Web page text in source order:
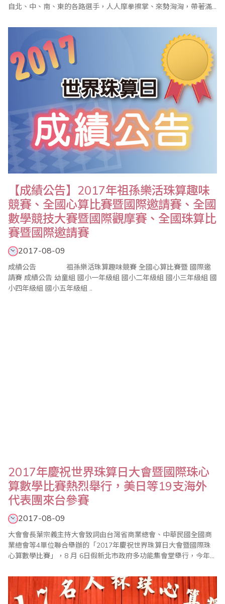
自北、中、南、東的各路選手，人人摩拳擦掌、來勢洶洶，帶著滿
佼佼者決一勝負！ 儘管烈日當頭，卻未影響選手們勢在必得的炯炯
鬥志，更掩蓋不了他們手中獎盃那炫目的閃閃光芒！「榮譽」顯現
在選手的小臉蛋上；「欣慰」洋溢在教練..
【成績公告】2017年祖孫樂活珠算趣味
競賽、全國心算比賽暨國際邀請賽、全國
數學競技大賽暨國際觀摩賽、全國珠算比
賽暨國際邀請賽
2017-08-09
成績公告 祖孫樂活珠算趣味競賽 全國心算比賽暨 國際邀
請賽 成績公告 幼童組 國小一年級組 國小二年級組 國小三年級組 國
小四年級組 國小五年級組 ..
2017年慶祝世界珠算日大會暨國際珠心
算數學比賽熱烈舉行，美日等19支海外
代表團來台參賽
2017-08-09
大會會長葉宗義主持大會致詞由台灣省商業總會、中華民國全國商
業總會等4單位聯合舉辦的「2017年慶祝世界珠算日大會暨國際珠
心算數學比賽」，8 月 6日假新北市政府多功能集會堂舉行，今年大
本、馬來西亞、印尼、香港及中國大陸等海外代表團共達19支，受
到國內相關同業熱烈歡迎。此外，會中也舉辦祖孫樂活珠算趣味競
賽，以及國內獨有的傳票表演賽，都引起各界..